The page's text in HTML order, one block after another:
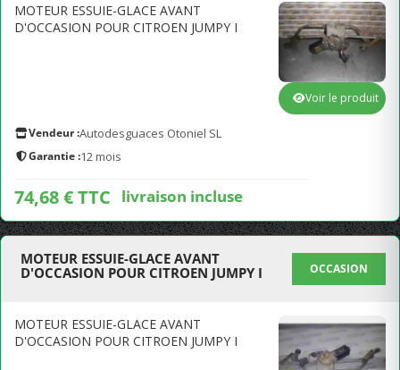
MOTEUR ESSUIE-GLACE AVANT
D'OCCASION POUR CITROEN JUMPY I
Vendeur :Autodesguaces Otoniel SL
Garantie :12 mois
74,68 € TTC livraison incluse
Voir le produit
MOTEUR ESSUIE-GLACE AVANT
D'OCCASION POUR CITROEN JUMPY I
OCCASION
MOTEUR ESSUIE-GLACE AVANT
D'OCCASION POUR CITROEN JUMPY I